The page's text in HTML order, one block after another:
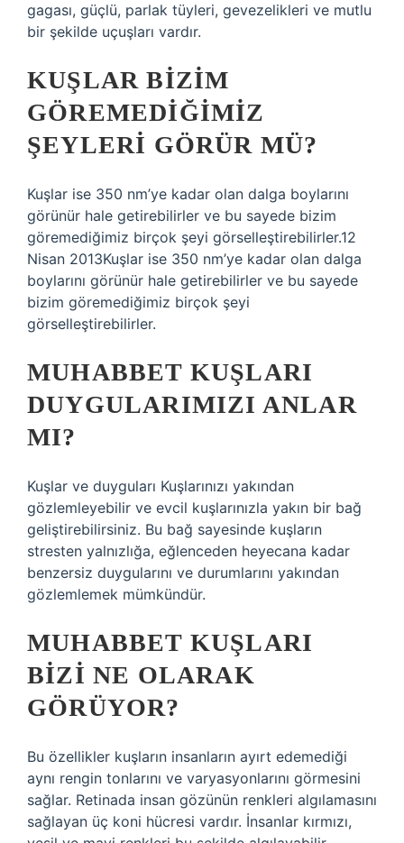
gagası, güçlü, parlak tüyleri, gevezelikleri ve mutlu
bir şekilde uçuşları vardır.
KUŞLAR BIZIM
GÖREMEDIĞIMIZ
ŞEYLERI GÖRÜR MÜ?
Kuşlar ise 350 nm’ye kadar olan dalga boylarını
görünür hale getirebilirler ve bu sayede bizim
göremediğimiz birçok şeyi görselleştirebilirler.12
Nisan 2013Kuşlar ise 350 nm’ye kadar olan dalga
boylarını görünür hale getirebilirler ve bu sayede
bizim göremediğimiz birçok şeyi
görselleştirebilirler.
MUHABBET KUŞLARI
DUYGULARIMIZI ANLAR
MI?
Kuşlar ve duyguları Kuşlarınızı yakından
gözlemleyebilir ve evcil kuşlarınızla yakın bir bağ
geliştirebilirsiniz. Bu bağ sayesinde kuşların
stresten yalnızlığa, eğlenceden heyecana kadar
benzersiz duygularını ve durumlarını yakından
gözlemlemek mümkündür.
MUHABBET KUŞLARI
BIZI NE OLARAK
GÖRÜYOR?
Bu özellikler kuşların insanların ayırt edemediği
aynı rengin tonlarını ve varyasyonlarını görmesini
sağlar. Retinada insan gözünün renkleri algılamasını
sağlayan üç koni hücresi vardır. İnsanlar kırmızı,